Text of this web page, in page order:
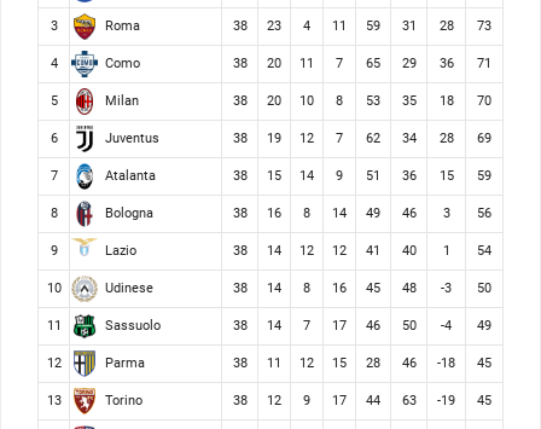
3 Roma 38 23 4 11 59 31 28 73
4 Como 38 20 11 7 65 29 36 71
5 Milan 38 20 10 8 53 35 18 70
6 Juventus 38 19 12 7 62 34 28 69
7 Atalanta 38 15 14 9 51 36 15 59
8 Bologna 38 16 8 14 49 46 3 56
9 Lazio 38 14 12 12 41 40 1 54
10 Udinese 38 14 8 16 45 48 -3 50
11 Sassuolo 38 14 7 17 46 50 -4 49
12 Parma 38 11 12 15 28 46 -18 45
13 Torino 38 12 9 17 44 63 -19 45